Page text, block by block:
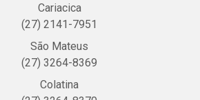
Cariacica
(27) 2141-7951
São Mateus
(27) 3264-8369
Colatina